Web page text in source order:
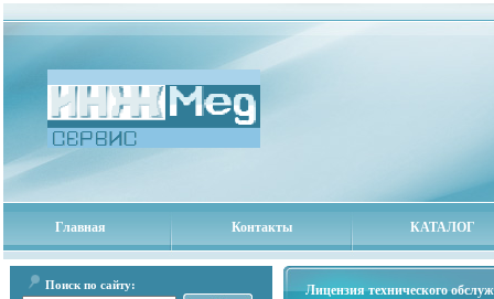
Главная Контакты КАТАЛОГ
Поиск по сайту: Лицензия технического